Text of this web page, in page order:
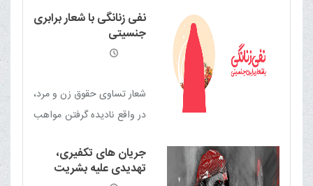
عزاى پیامبر صلّی الله علیه
وآله وسلّم و بى تابى ها
هسته‌ای ژاپن و دیگری
صدام در بمباران شیمیایی
با بمب شیمیایی کشت
نفی زنانگی با شعار برابری
جنسیتی
شعار تساوی حقوق زن و مرد،
در واقع نادیده گرفتن مواهب
مسئولیت بی بدیل بانوان در
راه تکامل بشریت است
جریان های تکفیری،
تهدیدی علیه بشریت